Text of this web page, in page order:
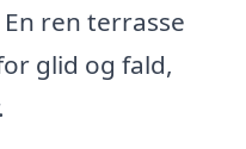
En ren terrasse
glid og fald,